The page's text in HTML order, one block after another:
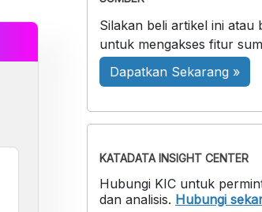
Silakan beli artikel ini atau
untuk mengakses fitur
Dapatkan Sekarang »
KATADATA INSIGHT CENTER
Hubungi KIC untuk
dan analisis. Hubungi